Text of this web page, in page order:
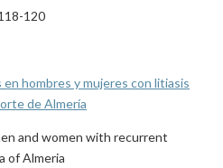
120
hombres y mujeres con litiasis
de Almería
and women with recurrent
of Almeria